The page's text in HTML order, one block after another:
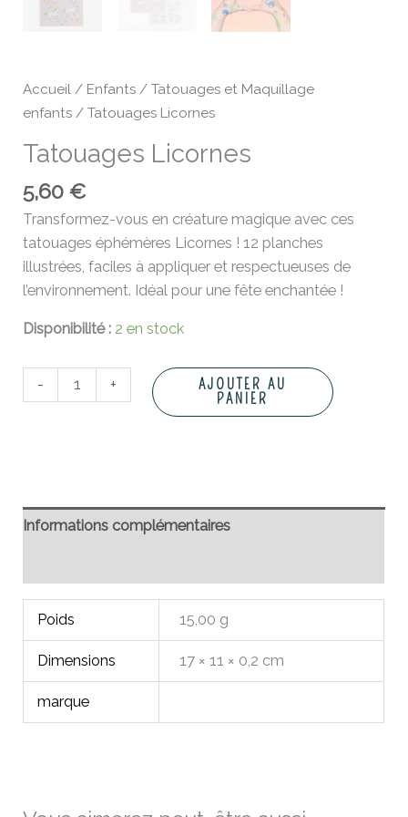
Accueil / Enfants /Tatouages et Maquillage
enfants / Tatouages Licornes
Tatouages Licornes
5,60€
Transformez-vous en créature magique avec ces
tatouages éphémères Licornes ! 12 planches
illustrées, faciles à appliquer et respectueuses de
l’environnement. Idéal pour une fête enchantée !
Disponibilité : 2 en stock
- +
AJOUTER AU
PANIER
Informations complémentaires
Poids 15,00 g
Dimensions 17 × 11 × 0,2 cm
marque